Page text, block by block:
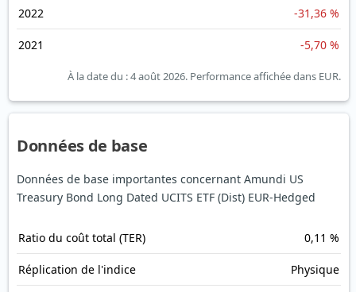
2022 -31,36 %
2021 -5,70 %
À la date du : 4 août 2026. Performance affichée dans EUR.
Données de base
Données de base importantes concernant Amundi US
Treasury Bond Long Dated UCITS ETF (Dist) EUR-Hedged
Ratio du coût total (TER) 0,11 %
Réplication de l'indice Physique